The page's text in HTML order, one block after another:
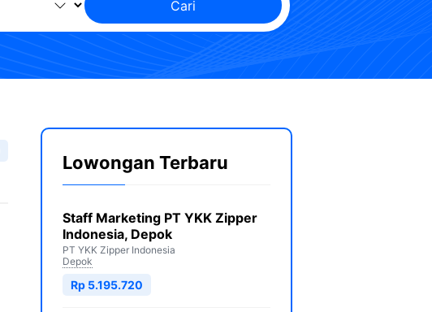
Cari
Lowongan Terbaru
Staff Marketing PT YKK Zipper
Indonesia, Depok
PT YKK Zipper Indonesia
Depok
Rp 5.195.720